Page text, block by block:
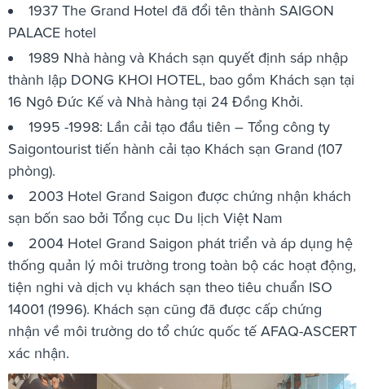
1937 The Grand Hotel đã đổi tên thành SAIGON
PALACE hotel
1989 Nhà hàng và Khách sạn quyết định sáp nhập
thành lập DONG KHOI HOTEL, bao gồm Khách sạn tại
16 Ngô Đức Kế và Nhà hàng tại 24 Đồng Khởi.
1995 -1998: Lần cải tạo đầu tiên – Tổng công ty
Saigontourist tiến hành cải tạo Khách sạn Grand (107
phòng).
2003 Hotel Grand Saigon được chứng nhận khách
sạn bốn sao bởi Tổng cục Du lịch Việt Nam
2004 Hotel Grand Saigon phát triển và áp dụng hệ
thống quản lý môi trường trong toàn bộ các hoạt động,
tiện nghi và dịch vụ khách sạn theo tiêu chuẩn ISO
14001 (1996). Khách sạn cũng đã được cấp chứng
nhận về môi trường do tổ chức quốc tế AFAQ-ASCERT
xác nhận.